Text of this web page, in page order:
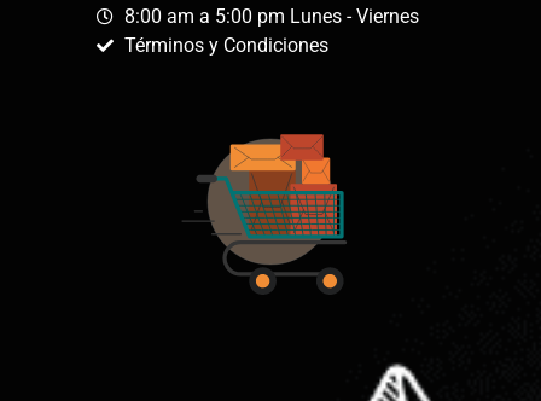
8:00 am a 5:00 pm Lunes - Viernes
Términos y Condiciones